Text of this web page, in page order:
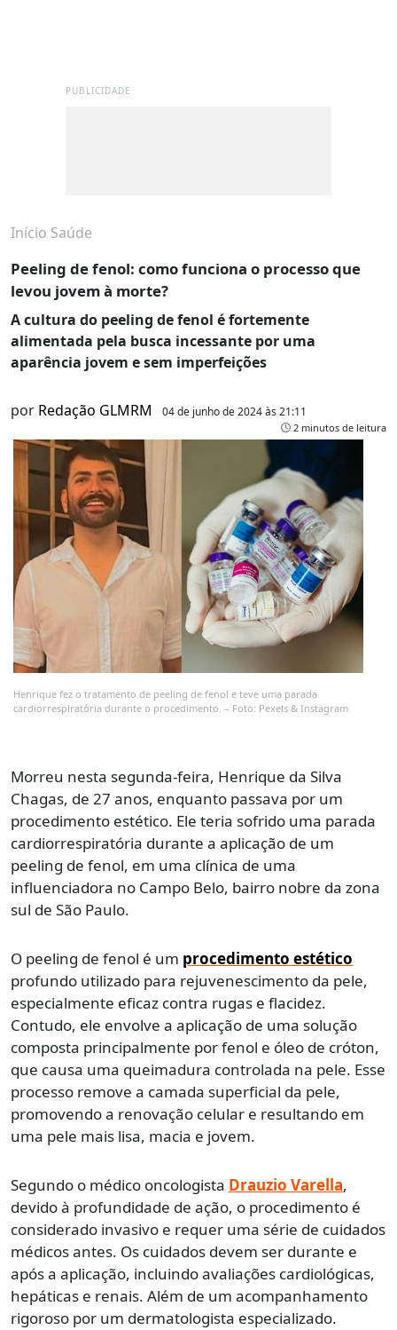
PUBLICIDADE
Início Saúde
Peeling de fenol: como funciona o processo que
levou jovem à morte?
A cultura do peeling de fenol é fortemente
alimentada pela busca incessante por uma
aparência jovem e sem imperfeições
por Redação GLMRM 04 de junho de 2024 às 21:11
2 minutos de leitura
Henrique fez o tratamento de peeling de fenol e teve uma parada
cardiorrespiratória durante o procedimento. – Foto: Pexels & Instagram
Morreu nesta segunda-feira, Henrique da Silva
Chagas, de 27 anos, enquanto passava por um
procedimento estético. Ele teria sofrido uma parada
cardiorrespiratória durante a aplicação de um
peeling de fenol, em uma clínica de uma
influenciadora no Campo Belo, bairro nobre da zona
sul de São Paulo.
O peeling de fenol é um procedimento estético
profundo utilizado para rejuvenescimento da pele,
especialmente eficaz contra rugas e flacidez.
Contudo, ele envolve a aplicação de uma solução
composta principalmente por fenol e óleo de cróton,
que causa uma queimadura controlada na pele. Esse
processo remove a camada superficial da pele,
promovendo a renovação celular e resultando em
uma pele mais lisa, macia e jovem.
Segundo o médico oncologista Drauzio Varella,
devido à profundidade de ação, o procedimento é
considerado invasivo e requer uma série de cuidados
médicos antes. Os cuidados devem ser durante e
após a aplicação, incluindo avaliações cardiológicas,
hepáticas e renais. Além de um acompanhamento
rigoroso por um dermatologista especializado.